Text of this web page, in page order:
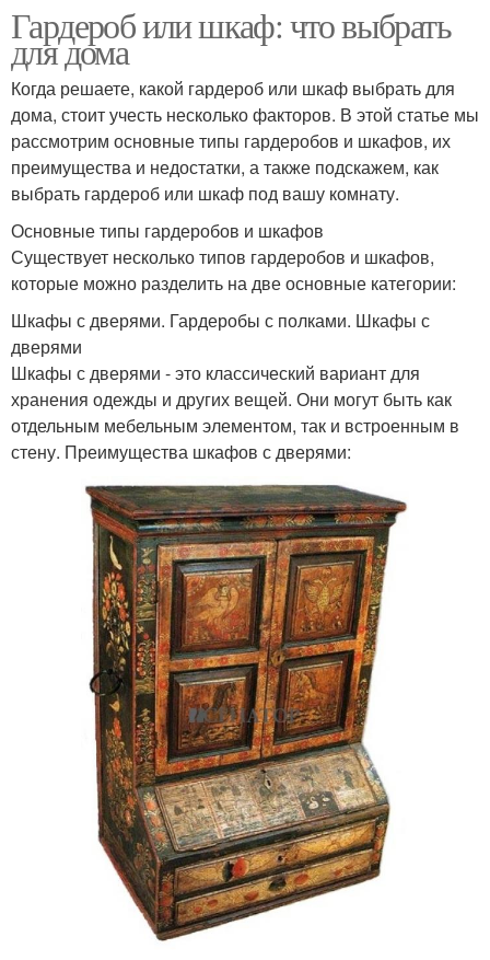
Гардероб или шкаф: что выбрать
для дома
Когда решаете, какой гардероб или шкаф выбрать для
дома, стоит учесть несколько факторов. В этой статье мы
рассмотрим основные типы гардеробов и шкафов, их
преимущества и недостатки, а также подскажем, как
выбрать гардероб или шкаф под вашу комнату.
Основные типы гардеробов и шкафов
Существует несколько типов гардеробов и шкафов,
которые можно разделить на две основные категории:
Шкафы с дверями. Гардеробы с полками. Шкафы с
дверями
Шкафы с дверями - это классический вариант для
хранения одежды и других вещей. Они могут быть как
отдельным мебельным элементом, так и встроенным в
стену. Преимущества шкафов с дверями: